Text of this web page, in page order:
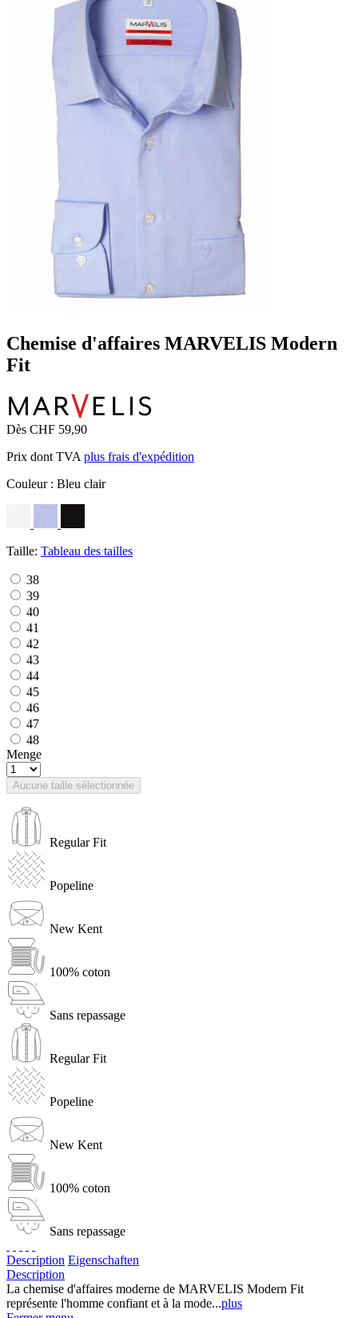
Chemise d'affaires MARVELIS Modern
Fit
Dès CHF 59,90
Prix dont TVA plus frais d'expédition
Couleur : Bleu clair
Taille: Tableau des tailles
38
39
40
41
42
43
44
45
46
47
48
Menge
Aucune taille sélectionnée
Regular Fit
Popeline
New Kent
100% coton
Sans repassage
Regular Fit
Popeline
New Kent
100% coton
Sans repassage
Description Eigenschaften
Description
La chemise d'affaires moderne de MARVELIS Modern Fit
représente l'homme confiant et à la mode...plus